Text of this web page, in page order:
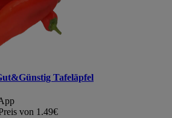
Tafeläpfel
von 1.49€